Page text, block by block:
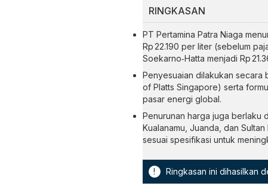
RINGKASAN
PT Pertamina Patra Niaga
Rp 22.190 per liter (sebelum
Soekarno‑Hatta menjadi Rp
Penyesuaian dilakukan secara
of Platts Singapore) serta
pasar energi global.
Penurunan harga juga berlaku
Kualanamu, Juanda, dan
sesuai spesifikasi untuk
! Ringkasan ini dihasilkan